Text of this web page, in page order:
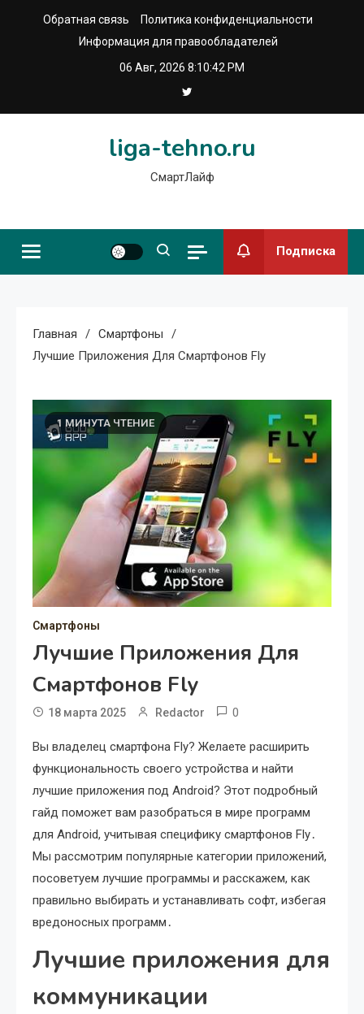
Обратная связь
Политика конфиденциальности
Информация для правообладателей
06 Авг, 2026 8:10:43 PM
liga-tehno.ru
СмартЛайф
Подписка
Главная
Смартфоны
Лучшие Приложения Для Смартфонов Fly
1 МИНУТА ЧТЕНИЕ
Смартфоны
Лучшие Приложения Для
Смартфонов Fly
18 марта 2025 Redactor 0
Вы владелец смартфона Fly? Желаете расширить
функциональность своего устройства и найти
лучшие приложения под Android? Этот подробный
гайд поможет вам разобраться в мире программ
для Android, учитывая специфику смартфонов Fly․
Мы рассмотрим популярные категории приложений,
посоветуем лучшие программы и расскажем, как
правильно выбирать и устанавливать софт, избегая
вредоносных программ․
Лучшие приложения для
коммуникации